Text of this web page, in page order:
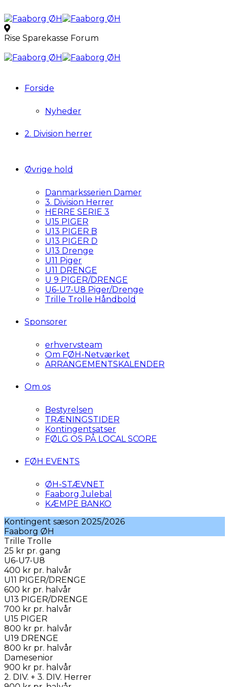
Rise Sparekasse Forum
Forside
Nyheder
2. Division herrer
Øvrige hold
Danmarksserien Damer
3. Division Herrer
HERRE SERIE 3
U15 PIGER
U13 PIGER B
U13 PIGER D
U13 Drenge
U11 Piger
U11 DRENGE
U 9 PIGER/DRENGE
U6-U7-U8 Piger/Drenge
Trille Trolle Håndbold
Sponsorer
erhvervsteam
Om FØH-Netværket
ARRANGEMENTSKALENDER
Om os
Bestyrelsen
TRÆNINGSTIDER
Kontingentsatser
FØLG OS PÅ LOCAL SCORE
FØH EVENTS
ØH-STÆVNET
Faaborg Julebal
KÆMPE BANKO
Kontingent sæson 2025/2026
Faaborg ØH
Trille Trolle
25 kr pr. gang
U6-U7-U8
400 kr pr. halvår
U11 PIGER/DRENGE
600 kr pr. halvår
U13 PIGER/DRENGE
700 kr pr. halvår
U15 PIGER
800 kr pr. halvår
U19 DRENGE
800 kr pr. halvår
Damesenior
900 kr pr. halvår
2. DIV. + 3. DIV. Herrer